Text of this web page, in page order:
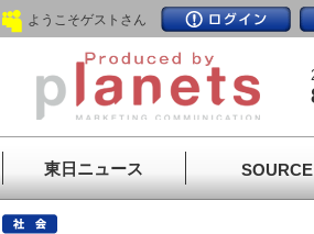
ようこそゲストさん
東日ニュース SOURCE